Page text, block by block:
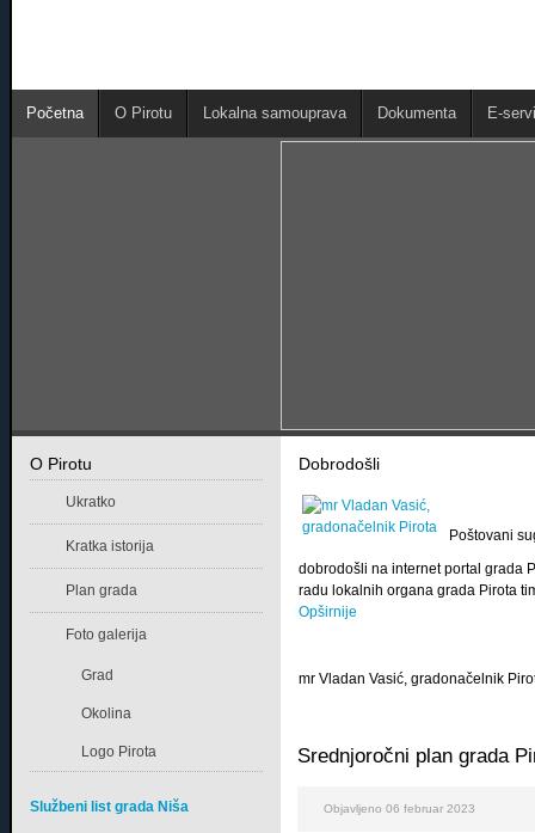
Početna O Pirotu Lokalna samouprava Dokumenta E-
Dobrodošli
Poštovani
dobrodošli na internet portal grada
radu lokalnih organa grada Pirota
Opširnije
mr Vladan Vasić, gradonačelnik
Srednjoročni plan grada
Objavljeno 06 februar 2023
O Pirotu
Ukratko
Kratka istorija
Plan grada
Foto galerija
Grad
Okolina
Logo Pirota
Službeni list grada Niša